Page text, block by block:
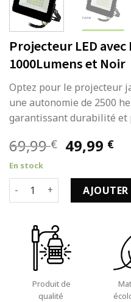
Projecteur LED
1000Lumens et Noir
Optez pour le projecteur
une autonomie de 2500
garantissant durabilité et
69,99€ Le
prix
initial
était :
69,99 €.
49,99 €Le
En stock
quantité de Projecteur
Produit de
qualité